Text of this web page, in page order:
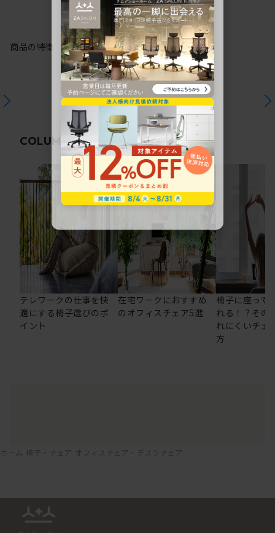
商品の特徴
COLUMN関連コラム
テレワークの仕事を快
適にする椅子選びのポ
イント
在宅ワークにおすすめ
のオフィスチェア5選
椅子に座って
れる！？その
れにくいチェ
方
ホーム 椅子・チェア オフィスチェア・デスクチェア